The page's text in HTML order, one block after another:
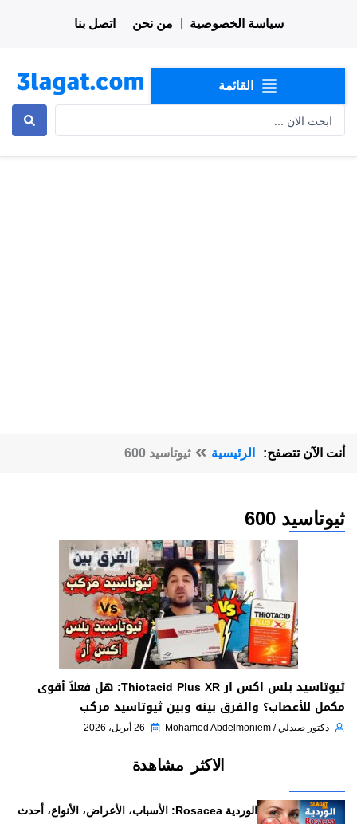
سياسة الخصوصية من نحن اتصل بنا
القائمة
أنت الآن تتصفح: الرئيسية ثيوتاسيد 600
ثيوتاسيد 600
ثيوتاسيد بلس اكس ار Thiotacid Plus XR: هل فعلاً أقوى
مكمل للأعصاب؟ والفرق بينه وبين ثيوتاسيد مركب
دكتور صيدلي / Mohamed Abdelmoniem 26 أبريل، 2026
الاكثر مشاهدة
الوردية Rosacea: الأسباب، الأعراض، الأنواع، أحدث